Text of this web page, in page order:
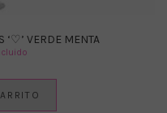
‘♡’ VERDE MENTA